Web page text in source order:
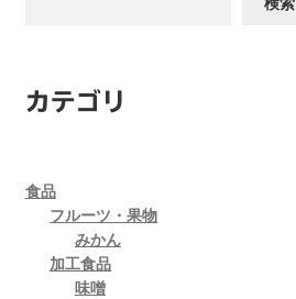
カテゴリ
食品
フルーツ・果物
みかん
加工食品
味噌